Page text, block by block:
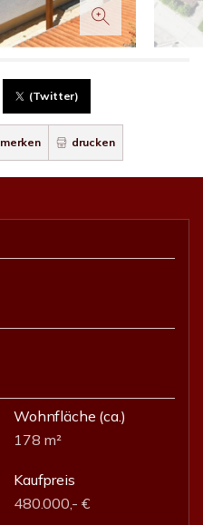
(Twitter)
merken drucken
Wohnfläche (ca.)
178 m²
Kaufpreis
480.000,- €